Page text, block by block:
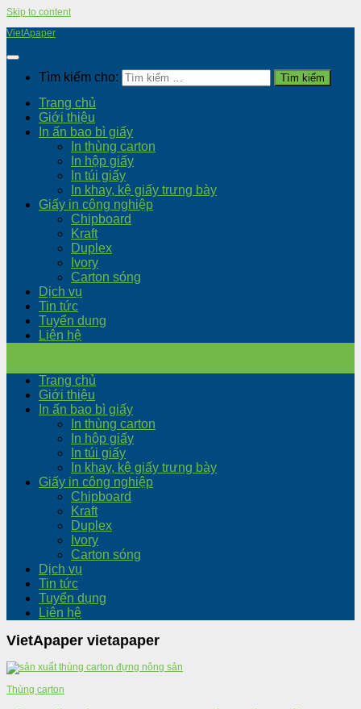
Skip to content
VietApaper
Tìm kiếm cho:
Trang chủ
Giới thiệu
In ấn bao bì giấy
In thùng carton
In hộp giấy
In túi giấy
In khay, kệ giấy trưng bày
Giấy in công nghiệp
Chipboard
Kraft
Duplex
Ivory
Carton sóng
Dịch vụ
Tin tức
Tuyển dụng
Liên hệ
Trang chủ
Giới thiệu
In ấn bao bì giấy
In thùng carton
In hộp giấy
In túi giấy
In khay, kệ giấy trưng bày
Giấy in công nghiệp
Chipboard
Kraft
Duplex
Ivory
Carton sóng
Dịch vụ
Tin tức
Tuyển dụng
Liên hệ
VietApaper vietapaper
Thùng carton